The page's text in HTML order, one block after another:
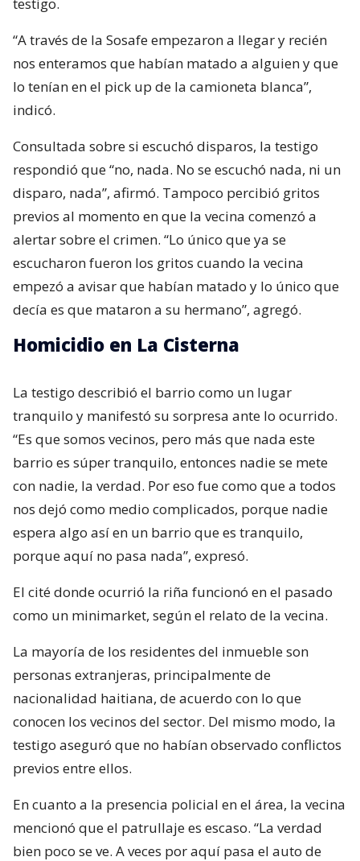
“A través de la Sosafe empezaron a llegar y recién
nos enteramos que habían matado a alguien y que
lo tenían en el pick up de la camioneta blanca”,
indicó.
Consultada sobre si escuchó disparos, la testigo
respondió que “no, nada. No se escuchó nada, ni un
disparo, nada”, afirmó. Tampoco percibió gritos
previos al momento en que la vecina comenzó a
alertar sobre el crimen. “Lo único que ya se
escucharon fueron los gritos cuando la vecina
empezó a avisar que habían matado y lo único que
decía es que mataron a su hermano”, agregó.
Homicidio en La Cisterna
La testigo describió el barrio como un lugar
tranquilo y manifestó su sorpresa ante lo ocurrido.
“Es que somos vecinos, pero más que nada este
barrio es súper tranquilo, entonces nadie se mete
con nadie, la verdad. Por eso fue como que a todos
nos dejó como medio complicados, porque nadie
espera algo así en un barrio que es tranquilo,
porque aquí no pasa nada”, expresó.
El cité donde ocurrió la riña funcionó en el pasado
como un minimarket, según el relato de la vecina.
La mayoría de los residentes del inmueble son
personas extranjeras, principalmente de
nacionalidad haitiana, de acuerdo con lo que
conocen los vecinos del sector. Del mismo modo, la
testigo aseguró que no habían observado conflictos
previos entre ellos.
En cuanto a la presencia policial en el área, la vecina
mencionó que el patrullaje es escaso. “La verdad
bien poco se ve. A veces por aquí pasa el auto de